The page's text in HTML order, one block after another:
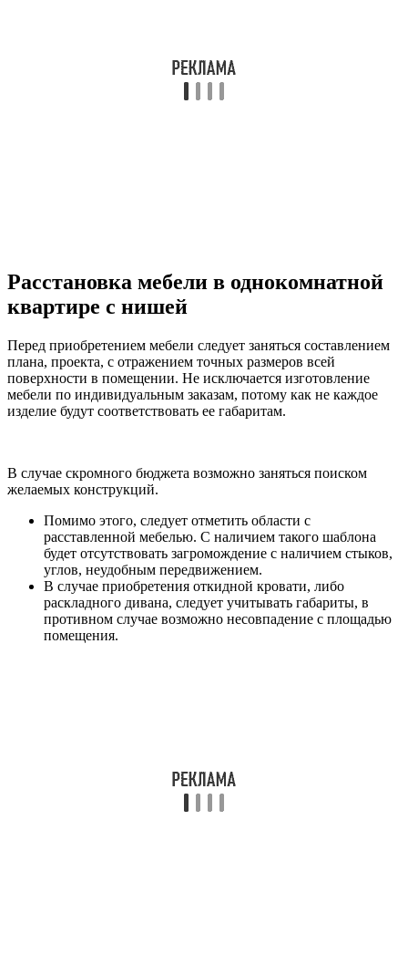
Расстановка мебели в однокомнатной
квартире с нишей
Перед приобретением мебели следует заняться составлением
плана, проекта, с отражением точных размеров всей
поверхности в помещении. Не исключается изготовление
мебели по индивидуальным заказам, потому как не каждое
изделие будут соответствовать ее габаритам.
В случае скромного бюджета возможно заняться поиском
желаемых конструкций.
Помимо этого, следует отметить области с
расставленной мебелью. С наличием такого шаблона
будет отсутствовать загромождение с наличием стыков,
углов, неудобным передвижением.
В случае приобретения откидной кровати, либо
раскладного дивана, следует учитывать габариты, в
противном случае возможно несовпадение с площадью
помещения.